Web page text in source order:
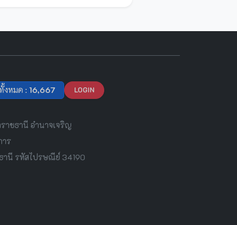
งหมด : 16,667 LOGIN
าชธานี อำนาจเจริญ
ร
านี รหัสไปรษณีย์ 34190